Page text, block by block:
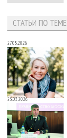
СТАТЬИ ПО ТЕМЕ
27.05.2026
23.03.2026